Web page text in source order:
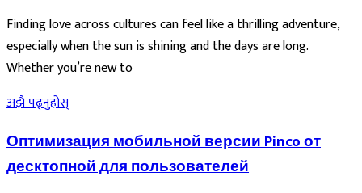
Finding love across cultures can feel like a thrilling adventure,
especially when the sun is shining and the days are long.
Whether you’re new to
अझै पढ्नुहोस्
Оптимизация мобильной версии Pinco от
десктопной для пользователей